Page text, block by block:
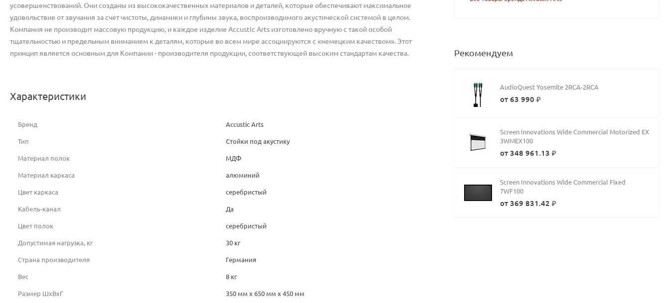
усовершенствований. Они созданы из высококачественных материалов и деталей, которые обеспечивают максимальное
удовольствие от звучания за счет чистоты, динамики и глубины звука, воспроизводимого акустической системой в целом.
Компания не производит массовую продукцию, и каждое изделие Accustic Arts изготовлено вручную с такой особой
тщательностью и предельным вниманием к деталям, которые во всем мире ассоциируются с «немецким качеством». Этот
принцип является основным для Компании - производителя продукции, соответствующей высоким стандартам качества.
Характеристики
Бренд Accustic Arts
Тип Стойки под акустику
Материал полок МДФ
Материал каркаса алюминий
Цвет каркаса серебристый
Кабель-канал Да
Цвет полок серебристый
Допустимая нагрузка, кг 30 кг
Страна производителя Германия
Вес 8 кг
Размер ШxВxГ 350 мм х 650 мм х 450 мм
Рекомендуем
AudioQuest Yosemite 2RCA-2RCA
от 63 990 ₽
Screen Innovations Wide Commercial Motorized EX
3WMEX100
от 348 961.13 ₽
Screen Innovations Wide Commercial Fixed
7WF100
от 369 831.42 ₽